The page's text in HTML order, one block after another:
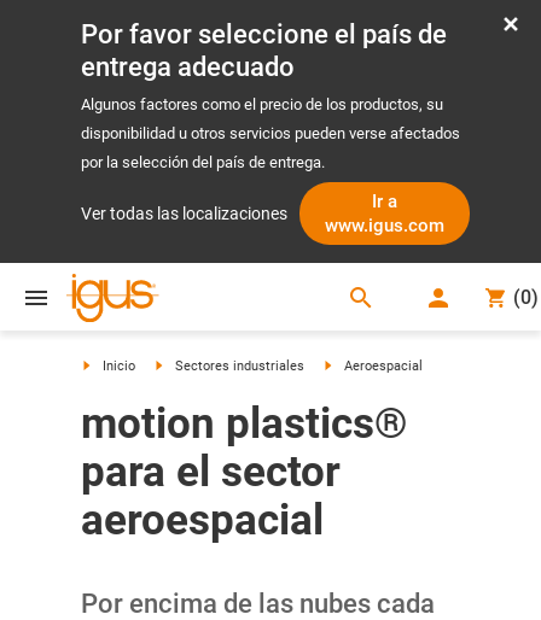
Por favor seleccione el país de
entrega adecuado
Algunos factores como el precio de los productos, su
disponibilidad u otros servicios pueden verse afectados
por la selección del país de entrega.
Ver todas las localizaciones
Ir a
www.igus.com
search (0)
Inicio Sectores industriales Aeroespacial
motion plastics®
para el sector
aeroespacial
Por encima de las nubes cada